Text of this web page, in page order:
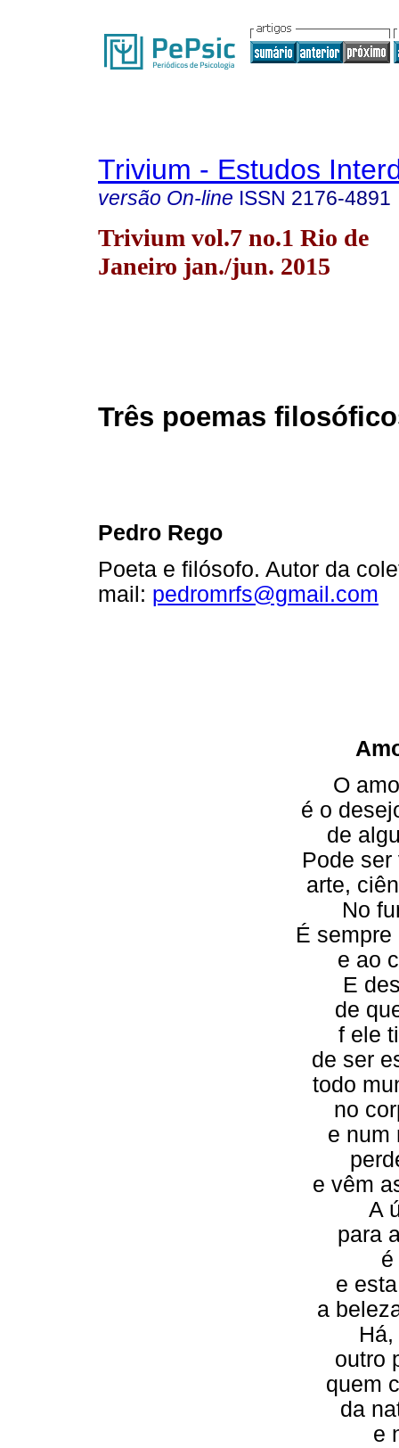
Trivium - Estudos
versão On-line ISSN 2176-4891
Trivium vol.7 no.1 Rio de
Janeiro jan./jun. 2015
Três poemas
Pedro Rego
Poeta e filósofo. Autor da
mail: pedromrfs@gmail.com
O
é o
de
Pode
arte,
No
É
e ao
E
de
f ele
de ser
todo
no
e num
e vêm
A
para
é
e
a
outro
quem
da
e